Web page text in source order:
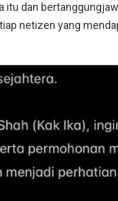
itu dan
netizen yang